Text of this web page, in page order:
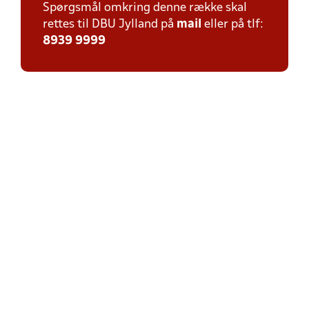
Spørgsmål omkring denne række skal
rettes til DBU Jylland på mail eller på tlf:
8939 9999